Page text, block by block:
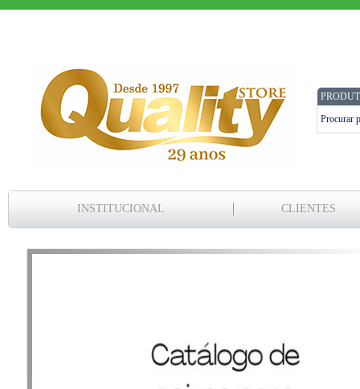
INSTITUCIONAL CLIENTES